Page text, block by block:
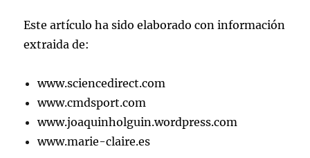
Este artículo ha sido elaborado con información
extraida de:
www.sciencedirect.com
www.cmdsport.com
www.joaquinholguin.wordpress.com
www.marie-claire.es